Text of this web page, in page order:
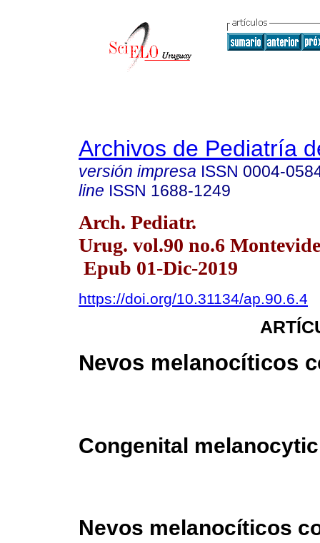
Archivos de Pediatría
versión impresa ISSN 0004-
line ISSN 1688-1249
Arch. Pediatr.
Urug. vol.90 no.6
Epub 01-Dic-2019
https://doi.org/10.31134/ap.90.6.4
Nevos melanocíticos
Congenital
Nevos melanocíticos